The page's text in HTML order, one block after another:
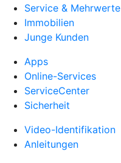
Service & Mehrwerte
Immobilien
Junge Kunden
Apps
Online-Services
ServiceCenter
Sicherheit
Video-Identifikation
Anleitungen